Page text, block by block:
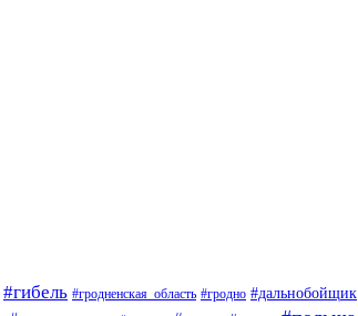
#гибель #гродненская_область #гродно #дальнобойщик